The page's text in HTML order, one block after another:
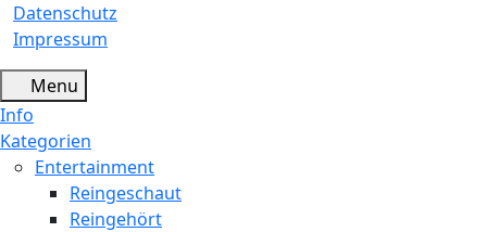
Datenschutz
Impressum
Menu
Info
Kategorien
Entertainment
Reingeschaut
Reingehört